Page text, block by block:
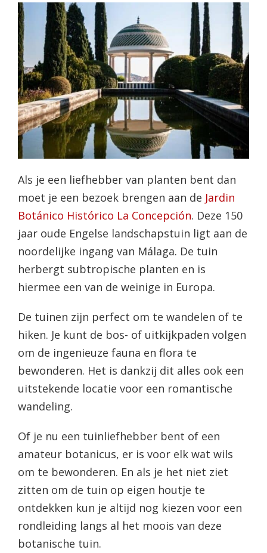
Als je een liefhebber van planten bent dan
moet je een bezoek brengen aan de Jardin
Botánico Histórico La Concepción. Deze 150
jaar oude Engelse landschapstuin ligt aan de
noordelijke ingang van Málaga. De tuin
herbergt subtropische planten en is
hiermee een van de weinige in Europa.
De tuinen zijn perfect om te wandelen of te
hiken. Je kunt de bos- of uitkijkpaden volgen
om de ingenieuze fauna en flora te
bewonderen. Het is dankzij dit alles ook een
uitstekende locatie voor een romantische
wandeling.
Of je nu een tuinliefhebber bent of een
amateur botanicus, er is voor elk wat wils
om te bewonderen. En als je het niet ziet
zitten om de tuin op eigen houtje te
ontdekken kun je altijd nog kiezen voor een
rondleiding langs al het moois van deze
botanische tuin.